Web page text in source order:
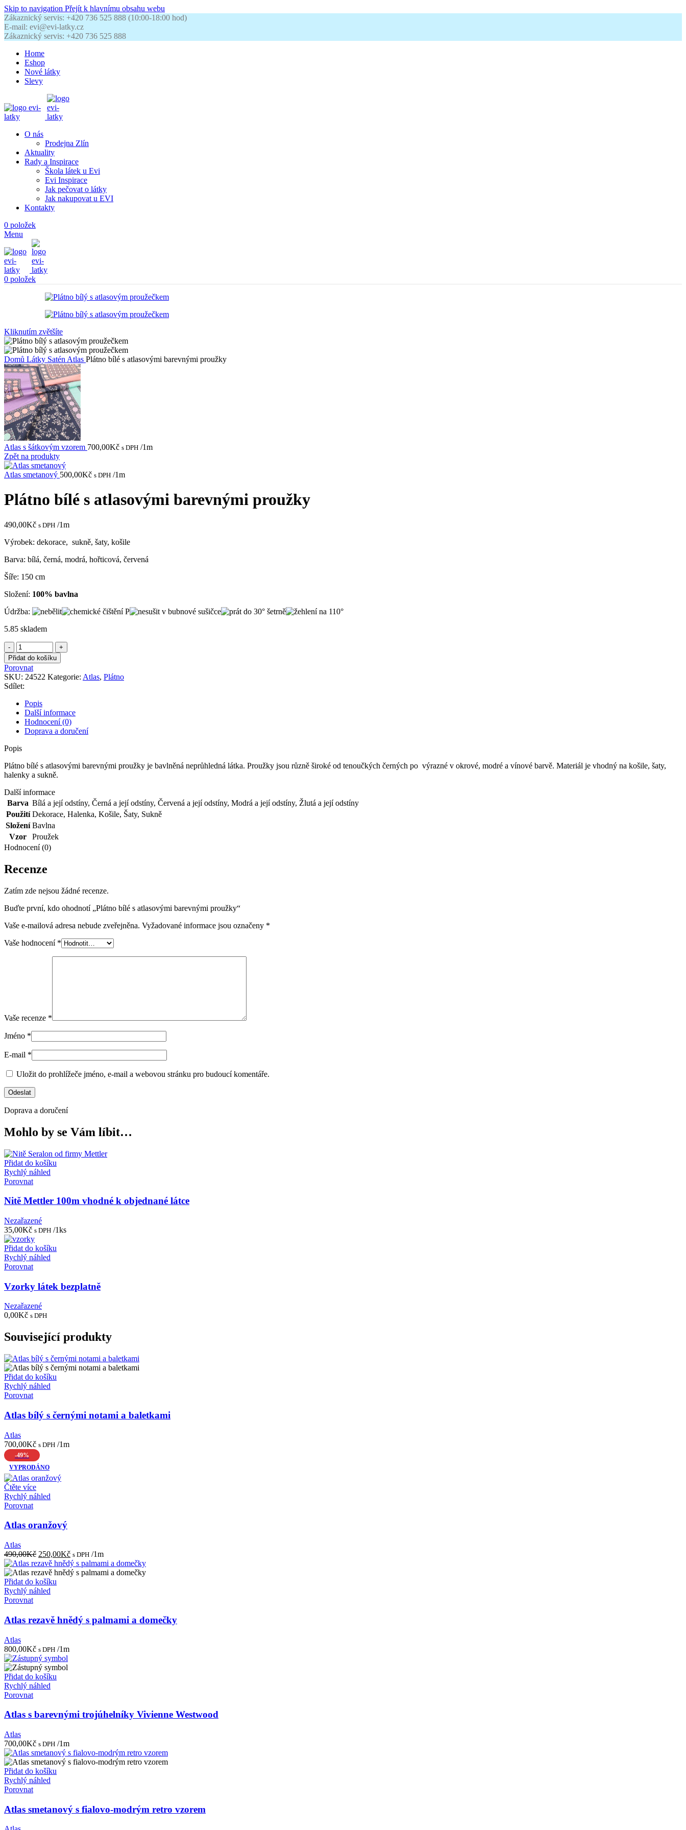
Skip to navigation Přejít k hlavnímu obsahu webu
Zákaznický servis: +420 736 525 888 (10:00-18:00 hod)
E-mail: evi@evi-latky.cz
Zákaznický servis: +420 736 525 888
Home
Eshop
Nové látky
Slevy
O nás
Prodejna Zlín
Aktuality
Rady a Inspirace
Škola látek u Evi
Evi Inspirace
Jak pečovat o látky
Jak nakupovat u EVI
Kontakty
0 položek
Menu
0 položek
Kliknutím zvětšíte
Domů Látky Satén Atlas Plátno bílé s atlasovými barevnými proužky
Atlas s šátkovým vzorem 700,00Kč s DPH /1m
Zpět na produkty
Atlas smetanový 500,00Kč s DPH /1m
Plátno bílé s atlasovými barevnými proužky
490,00Kč s DPH /1m
Výrobek: dekorace, sukně, šaty, košile
Barva: bílá, černá, modrá, hořticová, červená
Šíře: 150 cm
Složení: 100% bavlna
Údržba:
5.85 skladem
Plátno
bílé
s
atlasovými
barevnými
proužky
množství
Přidat do košíku
Porovnat
SKU: 24522 Kategorie: Atlas, Plátno
Sdílet:
Popis
Další informace
Hodnocení (0)
Doprava a doručení
Popis
Plátno bílé s atlasovými barevnými proužky je bavlněná neprůhledná látka. Proužky jsou různě široké od tenoučkých černých po výrazné v okrové, modré a vínové barvě. Materiál je vhodný na košile, šaty,
halenky a sukně.
Další informace
Barva Bílá a její odstíny, Černá a její odstíny, Červená a její odstíny, Modrá a její odstíny, Žlutá a její odstíny
Použití Dekorace, Halenka, Košile, Šaty, Sukně
Složení Bavlna
Vzor
Proužek
Hodnocení (0)
Recenze
Zatím zde nejsou žádné recenze.
Buďte první, kdo ohodnotí „Plátno bílé s atlasovými barevnými proužky“
Vaše e-mailová adresa nebude zveřejněna. Vyžadované informace jsou označeny *
Vaše hodnocení *
Vaše recenze *
Jméno *
E-mail *
Uložit do prohlížeče jméno, e-mail a webovou stránku pro budoucí komentáře.
Doprava a doručení
Mohlo by se Vám líbit…
Přidat do košíku
Rychlý náhled
Porovnat
Nitě Mettler 100m vhodné k objednané látce
Nezařazené
35,00Kč s DPH /1ks
Přidat do košíku
Rychlý náhled
Porovnat
Vzorky látek bezplatně
Nezařazené
0,00Kč s DPH
Související produkty
Přidat do košíku
Rychlý náhled
Porovnat
Atlas bílý s černými notami a baletkami
Atlas
700,00Kč s DPH /1m
-49%
VYPRODÁNO
Čtěte více
Rychlý náhled
Porovnat
Atlas oranžový
Atlas
490,00Kč Původní
cena
byla:
490,00Kč.
250,00KčAktuální
cena
je:
s DPH /1m
Přidat do košíku
Rychlý náhled
Porovnat
Atlas rezavě hnědý s palmami a domečky
Atlas
800,00Kč s DPH /1m
Přidat do košíku
Rychlý náhled
Porovnat
Atlas s barevnými trojúhelníky Vivienne Westwood
Atlas
700,00Kč s DPH /1m
Přidat do košíku
Rychlý náhled
Porovnat
Atlas smetanový s fialovo-modrým retro vzorem